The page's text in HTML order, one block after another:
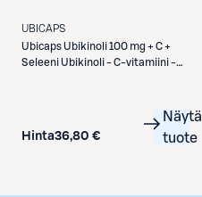
UBICAPS
UbicapsUbikinoli 100 mg + C +
Seleeni Ubikinoli - C-vitamiini -
Hinta36,80 €
Näytä
tuote